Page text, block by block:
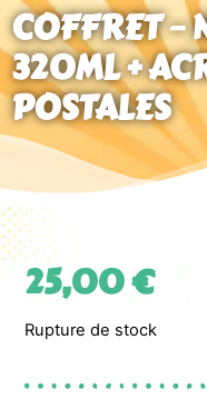
COFFRET –
320ML +
POSTALES
25,00€
Rupture de stock